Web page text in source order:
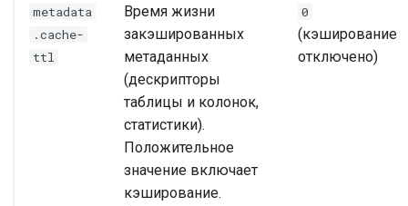
metadata
.cache-
ttl
Время жизни
закэшированных
метаданных
(дескрипторы
таблицы и колонок,
статистики).
Положительное
значение включает
кэширование.
0
(кэширование
отключено)